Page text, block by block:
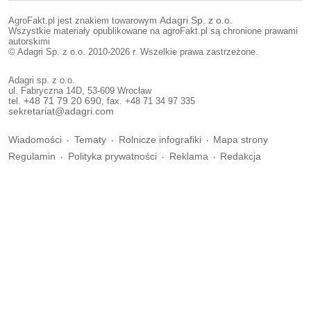
AgroFakt.pl jest znakiem towarowym Adagri Sp. z o.o.
Wszystkie materiały opublikowane na agroFakt.pl są chronione prawami
autorskimi
© Adagri Sp. z o.o. 2010-2026 r. Wszelkie prawa zastrzeżone.
Adagri sp. z o.o.
ul. Fabryczna 14D, 53-609 Wrocław
tel. +48 71 79 20 690 , fax. +48 71 34 97 335
sekretariat@adagri.com
Wiadomości Tematy Rolnicze infografiki
Mapa strony
Regulamin
Polityka prywatności Reklama Redakcja